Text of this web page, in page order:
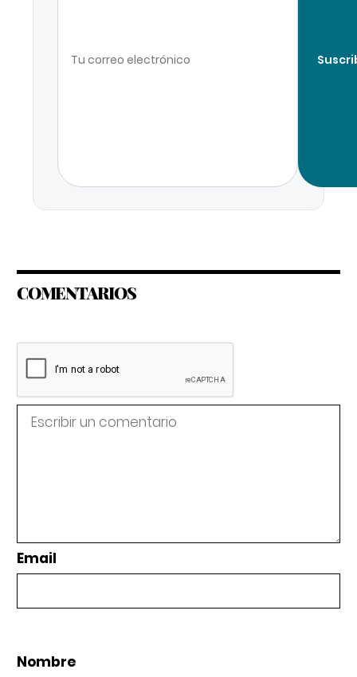
COMENTARIOS
Email
Nombre